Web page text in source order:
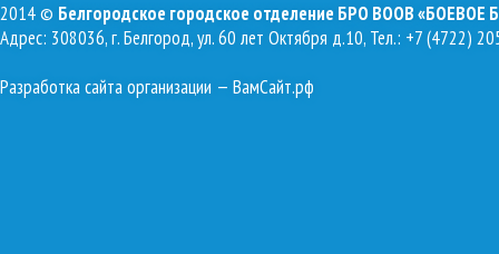
2014 © Белгородское городское отделение БРО ВООВ «БОЕВОЕ
Адрес: 308036, г. Белгород, ул. 60 лет Октября д.10, Тел.: +7 (4722)
Разработка сайта организации — ВамСайт.рф